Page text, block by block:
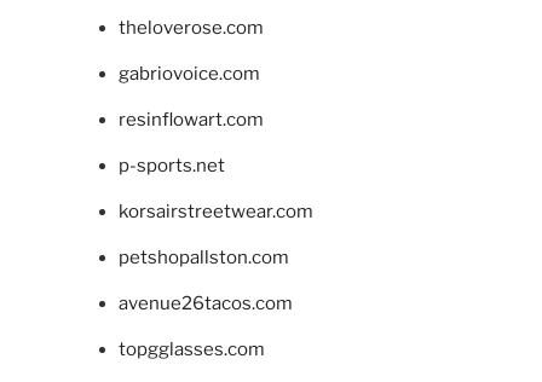
theloverose.com
gabriovoice.com
resinflowart.com
p-sports.net
korsairstreetwear.com
petshopallston.com
avenue26tacos.com
topgglasses.com